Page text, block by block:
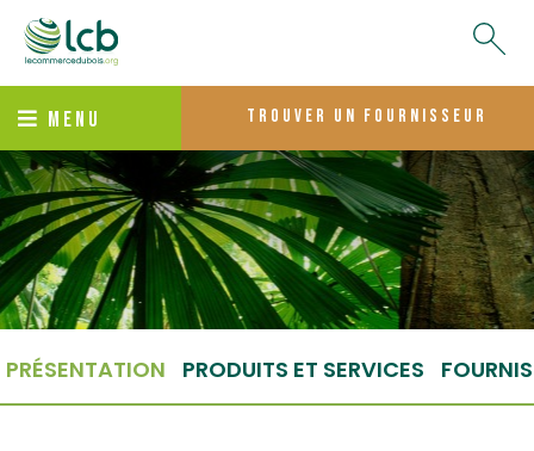
MENU trouver un fournisseur
PRÉSENTATION PRODUITS ET SERVICES